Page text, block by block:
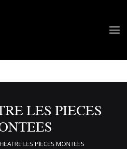
LES PIECES
LES PIECES MONTEES